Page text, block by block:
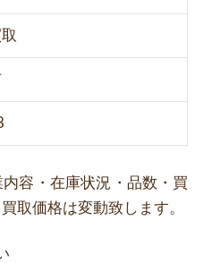
容・在庫状況・品数・買
取価格は変動致します。